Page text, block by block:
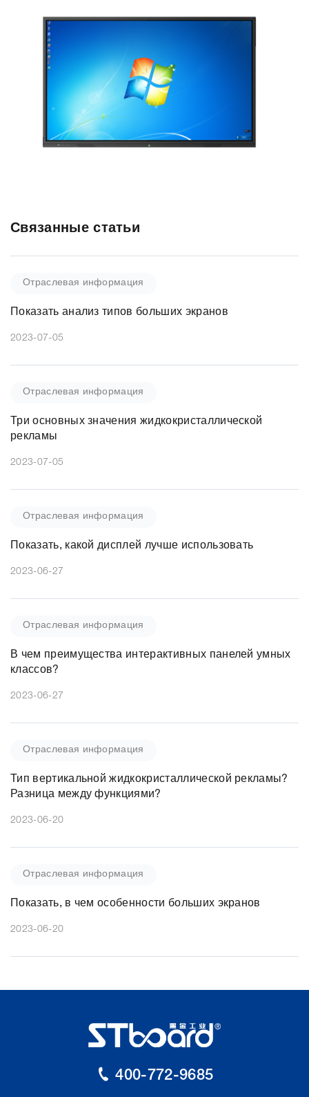
Связанные статьи
Отраслевая информация
Показать анализ типов больших экранов
2023-07-05
Отраслевая информация
Три основных значения жидкокристаллической
рекламы
2023-07-05
Отраслевая информация
Показать, какой дисплей лучше использовать
2023-06-27
Отраслевая информация
В чем преимущества интерактивных панелей умных
классов?
2023-06-27
Отраслевая информация
Тип вертикальной жидкокристаллической рекламы?
Разница между функциями?
2023-06-20
Отраслевая информация
Показать, в чем особенности больших экранов
2023-06-20
400-772-9685